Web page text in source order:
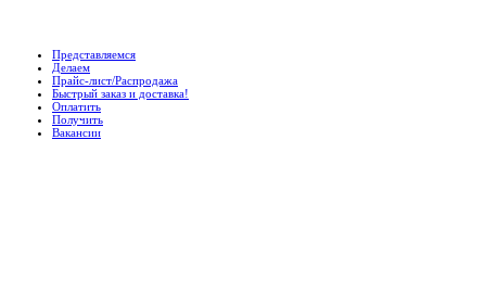
Представляемся
Делаем
Прайс-лист/Распродажа
Быстрый заказ и доставка!
Оплатить
Получить
Вакансии